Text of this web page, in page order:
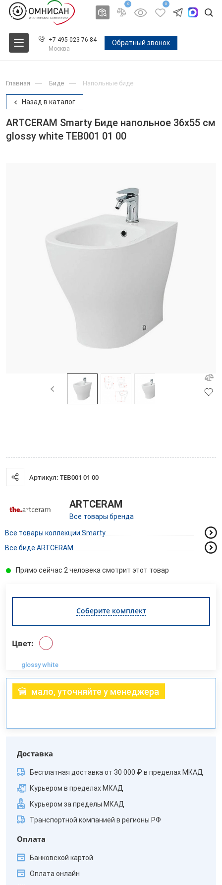
0 0
+7 495 023 76 84
Москва
Обратный звонок
Главная Биде Напольные биде
Назад в каталог
ARTCERAM Smarty Биде напольное 36x55 см
glossy white TEB001 01 00
Артикул: TEB001 01 00
ARTCERAM
Все товары бренда
Все товары коллекции Smarty
Все биде ARTCERAM
Прямо сейчас 2 человека смотрит этот товар
Соберите комплект
Цвет:
glossy white
мало, уточняйте у менеджера
Доставка
Бесплатная доставка от 30 000 ₽ в пределах МКАД
Курьером в пределах МКАД
Курьером за пределы МКАД
Транспортной компанией в регионы РФ
Оплата
Банковской картой
Оплата онлайн